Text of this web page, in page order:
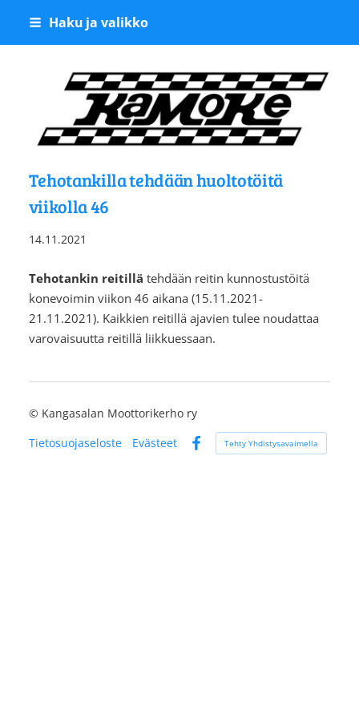
Siirry
Haku ja valikko
Kangasalan
Tehotankilla tehdään huoltotöitä
viikolla 46
14.11.2021
Tehotankin reitillä ⁠⁠⁠⁠⁠⁠⁠tehdään reitin kunnostustöitä
konevoimin viikon 46 aikana (15.11.2021-
21.11.2021). Kaikkien reitillä ajavien tulee noudattaa
varovaisuutta reitillä liikkuessaan.
© Kangasalan Moottorikerho ry
Tietosuojaseloste
Evästeet
Facebook
Tehty Yhdistysavaimella